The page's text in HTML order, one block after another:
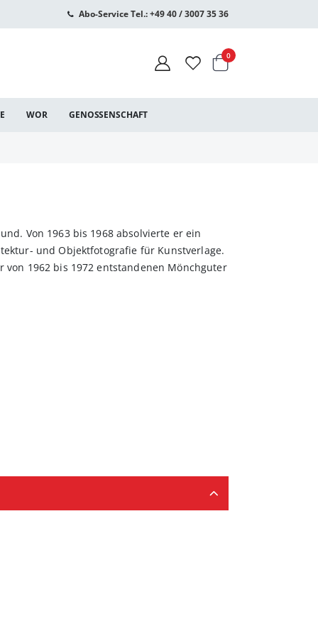
Abo-Service Tel.: +49 40 / 3007 35 36
Warenkorb
0Artikel
WOR GENOSSENSCHAFT
Von 1963 bis 1968 absolvierte er ein
und Objektfotografie für Kunstverlage.
1962 bis 1972 entstandenen Mönchguter